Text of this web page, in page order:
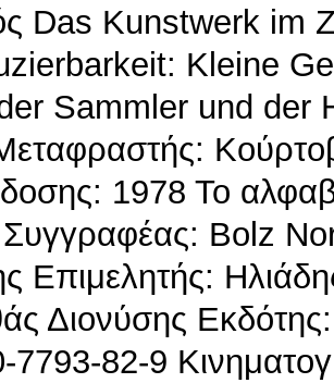
Das Kunstwerk
Kleine
Sammler und der
1978 Το
Bolz
Επιμελητής:
Διονύσης
7793-82-9